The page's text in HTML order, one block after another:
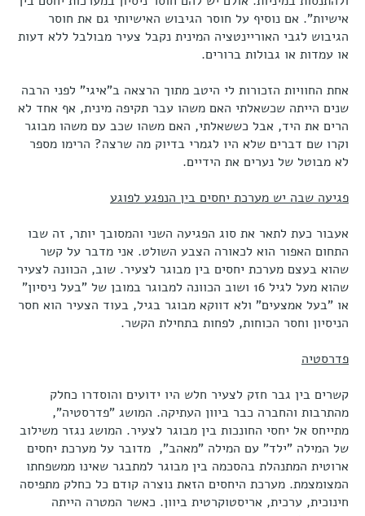
אישיות". אם נוסיף על חוסר הגיבוש האישיותי גם את חוסר
הגיבוש לגבי האוריינטציה המינית נקבל צעיר מבולבל ללא דעות
או עמדות או גבולות ברורים.
אחת החוויות הזכורות לי היטב מתוך הרצאה ב"איגי" לפני הרבה
שנים הייתה שכשאלתי האם משהו עבר תקיפה מינית, אף אחד לא
הרים את היד, אבל כששאלתי, האם משהו שכב עם משהו מבוגר
וקרו שם דברים שלא היו לגמרי בדיוק מה שרצה? הרימו מספר
לא מבוטל של נערים את הידיים.
פגיעה שבה יש מערכת יחסים בין הנפגע לפוגע
אעבור כעת לתאר את סוג הפגיעה השני והמסובך יותר, זה שבו
התחום האפור הוא לכאורה הצבע השולט. אני מדבר על קשר
שהוא בעצם מערכת יחסים בין מבוגר לצעיר. שוב, הכוונה לצעיר
שהוא מעל לגיל 16 ושוב הכוונה למבוגר במובן של "בעל ניסיון"
או "בעל אמצעים" ולא דווקא מבוגר בגיל, בעוד הצעיר הוא חסר
הניסיון וחסר הכוחות, לפחות בתחילת הקשר.
פדרסטיה
קשרים בין גבר חזק לצעיר חלש היו ידועים והוסדרו כחלק
מהתרבות והחברה כבר ביוון העתיקה. המושג "פדרסטיה",
מתייחס אל יחסי החונכות בין מבוגר לצעיר. המושג נגזר משילוב
של המילה "ילד" עם המילה "מאהב", מדובר על מערכת יחסים
ארוטית המתנהלת בהסכמה בין מבוגר למתבגר שאינו ממשפחתו
המצומצמת. מערכת היחסים הזאת נוצרה קודם כל כחלק מתפיסה
חינוכית, ערכית, אריסטוקרטית ביוון. כאשר המטרה הייתה